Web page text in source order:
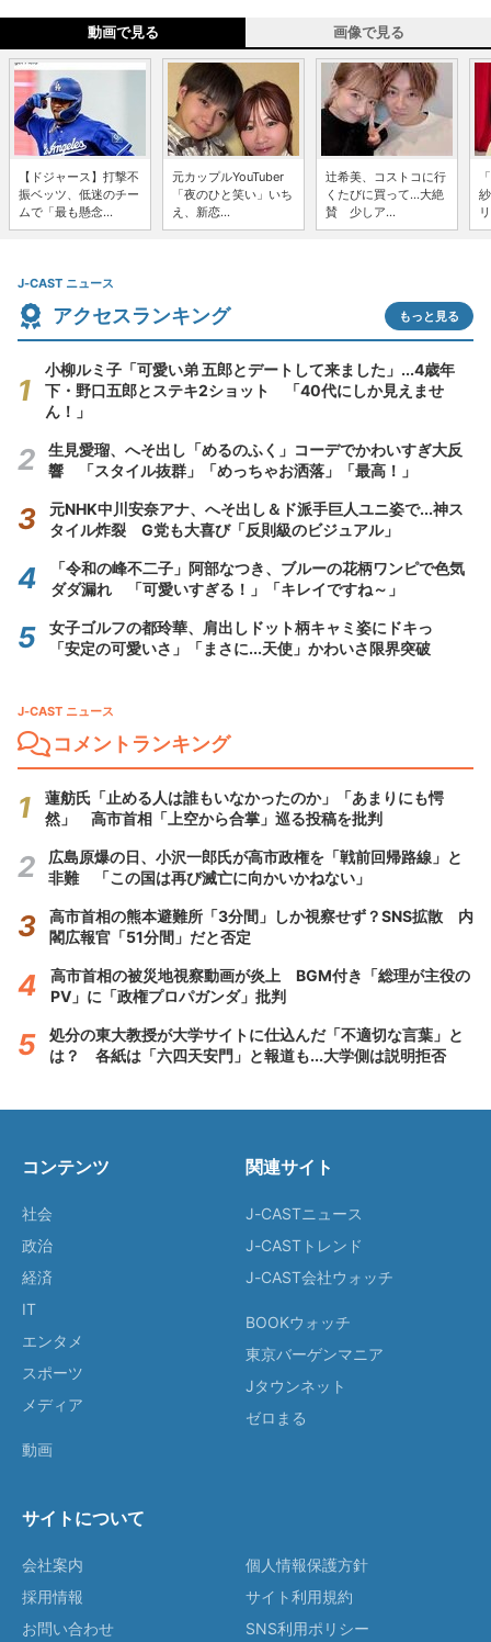
動画で見る 画像で見る
【ドジャース】打撃不
振ベッツ、低迷のチー
ムで「最も懸念...
元カップルYouTuber
「夜のひと笑い」いち
え、新恋...
辻希美、コストコに行
くたびに買って...大絶
賛 少しア...
J-CAST ニュース
アクセスランキング もっと見る
小柳ルミ子「可愛い弟 五郎とデートして来ました」...4歳年
下・野口五郎とステキ2ショット 「40代にしか見えませ
ん！」
生見愛瑠、へそ出し「めるのふく」コーデでかわいすぎ大反
響 「スタイル抜群」「めっちゃお洒落」「最高！」
元NHK中川安奈アナ、へそ出し＆ド派手巨人ユニ姿で...神ス
タイル炸裂 G党も大喜び「反則級のビジュアル」
「令和の峰不二子」阿部なつき、ブルーの花柄ワンピで色気
ダダ漏れ 「可愛いすぎる！」「キレイですね～」
女子ゴルフの都玲華、肩出しドット柄キャミ姿にドキっ
「安定の可愛いさ」「まさに...天使」かわいさ限界突破
J-CAST ニュース
コメントランキング
蓮舫氏「止める人は誰もいなかったのか」「あまりにも愕
然」 高市首相「上空から合掌」巡る投稿を批判
広島原爆の日、小沢一郎氏が高市政権を「戦前回帰路線」と
非難 「この国は再び滅亡に向かいかねない」
高市首相の熊本避難所「3分間」しか視察せず？SNS拡散 内
閣広報官「51分間」だと否定
高市首相の被災地視察動画が炎上 BGM付き「総理が主役の
PV」に「政権プロパガンダ」批判
処分の東大教授が大学サイトに仕込んだ「不適切な言葉」と
は？ 各紙は「六四天安門」と報道も...大学側は説明拒否
コンテンツ
社会
政治
経済
IT
エンタメ
スポーツ
メディア
動画
関連サイト
J-CASTニュース
J-CASTトレンド
J-CAST会社ウォッチ
BOOKウォッチ
東京バーゲンマニア
Jタウンネット
ゼロまる
サイトについて
会社案内
採用情報
お問い合わせ
個人情報保護方針
サイト利用規約
SNS利用ポリシー